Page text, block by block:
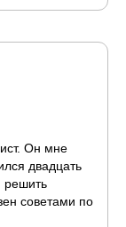
Он мне
двадцать
решить
советами по